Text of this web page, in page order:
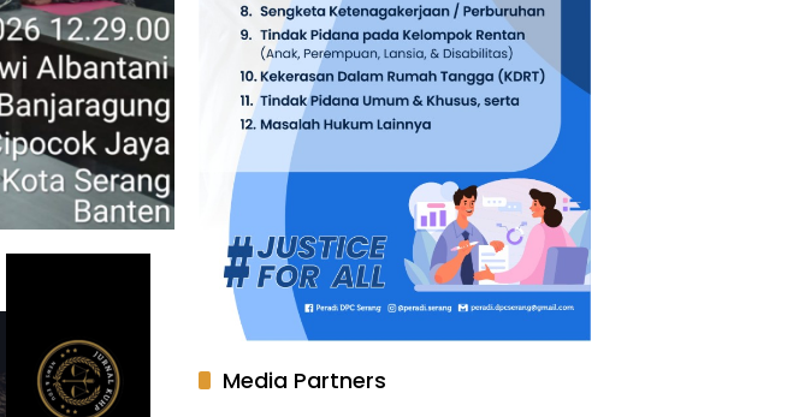
Media Partners